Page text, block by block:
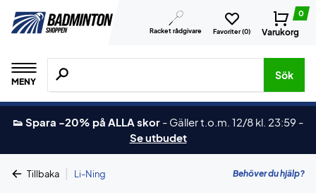
Racket rådgivare Favoriter (0)
0
Varukorg
MENY
Sök efter produkter, märken osv.
Sök
👟 Spara -20% på ALLA skor - Gäller t.o.m. 12/8 kl. 23:59 -
Se utbudet
Tillbaka | Li-Ning Behöver du hjälp?